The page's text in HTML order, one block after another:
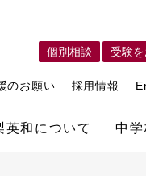
個別相談 受験
のお願い 採用情報
英和について 中学